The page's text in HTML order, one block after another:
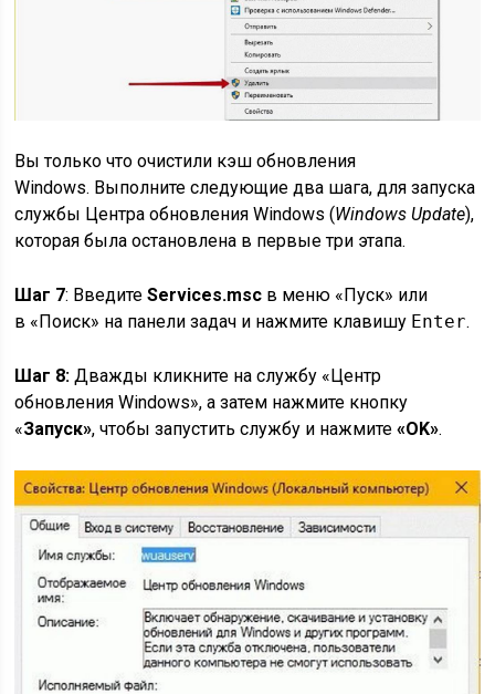
Вы только что очистили кэш обновления
Windows. Выполните следующие два шага, для запуска
службы Центра обновления Windows (Windows Update),
которая была остановлена в первые три этапа.
Шаг 7: ВведитеServices.msc в меню «Пуск» или
в «Поиск» на панели задач и нажмите клавишу Enter.
Шаг 8: Дважды кликните на службу «Центр
обновления Windows», а затем нажмите кнопку
«Запуск», чтобы запустить службу и нажмите «OK».